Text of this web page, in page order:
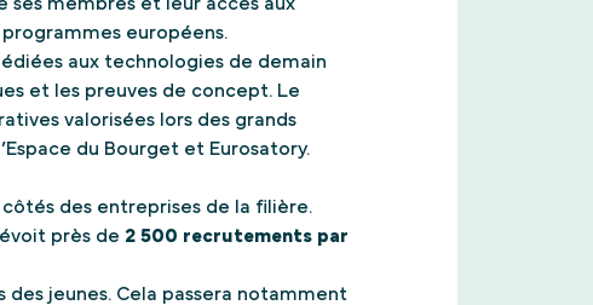
européens.
aux technologies de demain
et les preuves de concept. Le
valorisées lors des grands
du Bourget et Eurosatory.
des entreprises de la filière.
près de 2 500 recrutements par
jeunes. Cela passera notamment